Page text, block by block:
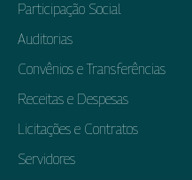
Participação Social
Auditorias
Convênios e Transferências
Receitas e Despesas
Licitações e Contratos
Servidores